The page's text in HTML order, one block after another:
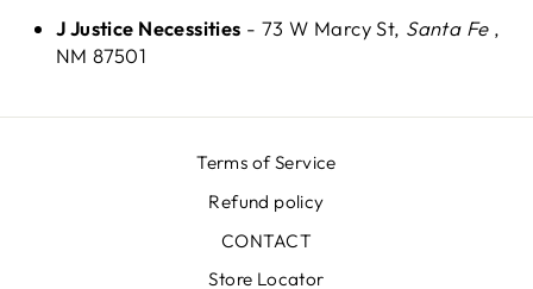
J Justice Necessities - 73 W Marcy St, Santa Fe,
NM 87501
Terms of Service
Refund policy
CONTACT
Store Locator